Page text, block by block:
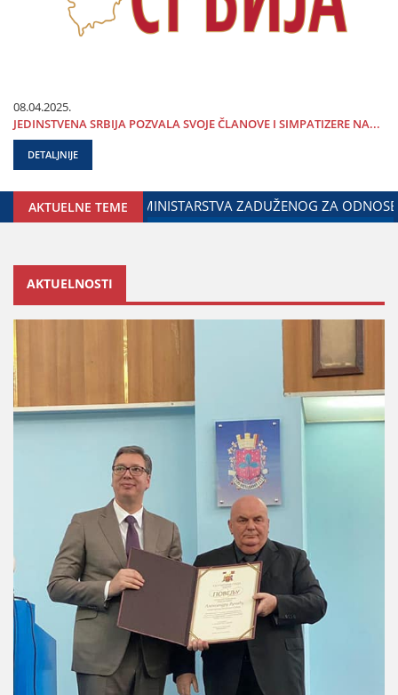
08.04.2025.
ЈEDINSTVENA SRBIЈA POZVALA SVOЈE ČLANOVE I SIMPATIZERE NA...
DETALJNIJE
AKTUELNE TEME
I MINISTARSTVA UNUTRAŠNjIH POSLOVA SRBIЈE
AKTUELNOSTI